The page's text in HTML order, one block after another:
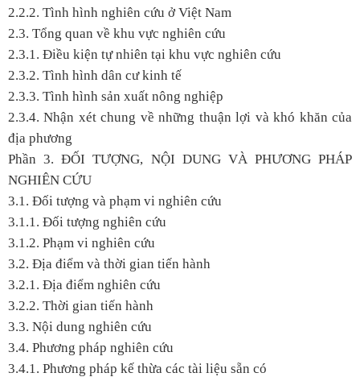
2.2.2. Tình hình nghiên cứu ở Việt Nam
2.3. Tổng quan về khu vực nghiên cứu
2.3.1. Điều kiện tự nhiên tại khu vực nghiên cứu
2.3.2. Tình hình dân cư kinh tế
2.3.3. Tình hình sản xuất nông nghiệp
2.3.4. Nhận xét chung về những thuận lợi và khó khăn của
địa phương
Phần 3. ĐỐI TƯỢNG, NỘI DUNG VÀ PHƯƠNG PHÁP
NGHIÊN CỨU
3.1. Đối tượng và phạm vi nghiên cứu
3.1.1. Đối tượng nghiên cứu
3.1.2. Phạm vi nghiên cứu
3.2. Địa điểm và thời gian tiến hành
3.2.1. Địa điểm nghiên cứu
3.2.2. Thời gian tiến hành
3.3. Nội dung nghiên cứu
3.4. Phương pháp nghiên cứu
3.4.1. Phương pháp kế thừa các tài liệu sẵn có